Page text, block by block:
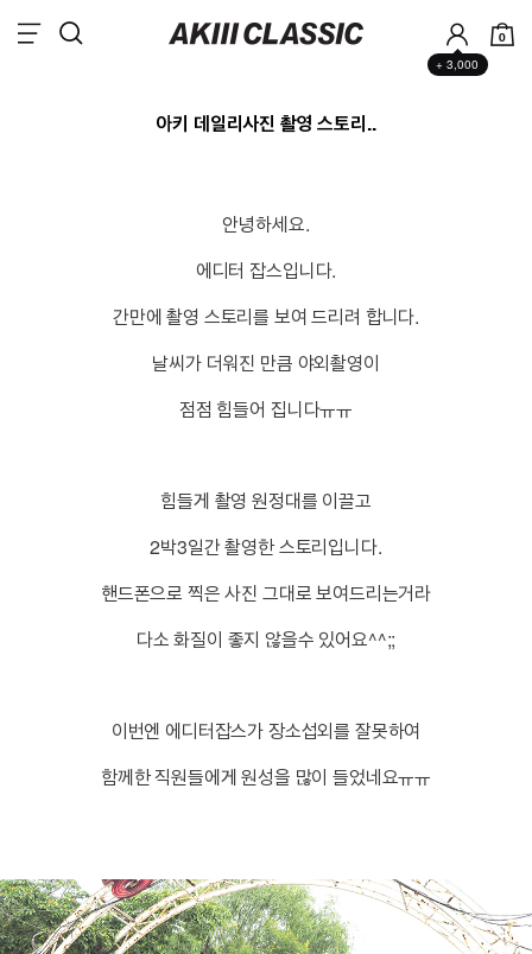
+ 3,000
0
아키 데일리사진 촬영 스토리..
안녕하세요.
에디터 잡스입니다.
간만에 촬영 스토리를 보여 드리려 합니다.
날씨가 더워진 만큼 야외촬영이
점점 힘들어 집니다ㅠㅠ
힘들게 촬영 원정대를 이끌고
2박3일간 촬영한 스토리입니다.
핸드폰으로 찍은 사진 그대로 보여드리는거라
다소 화질이 좋지 않을수 있어요^^;;
이번엔 에디터잡스가 장소섭외를 잘못하여
함께한 직원들에게 원성을 많이 들었네요ㅠㅠ